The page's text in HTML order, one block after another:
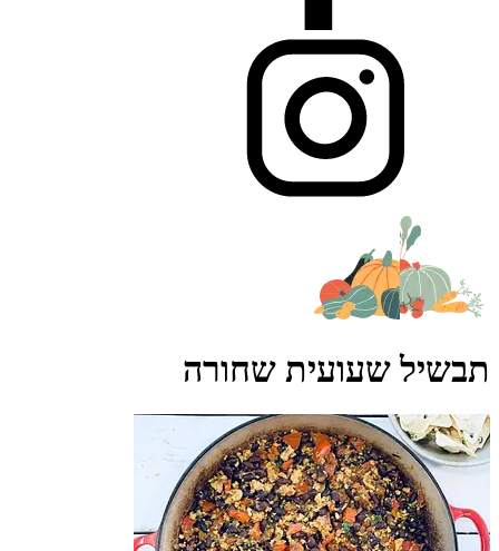
תבשיל שעועית שחורה